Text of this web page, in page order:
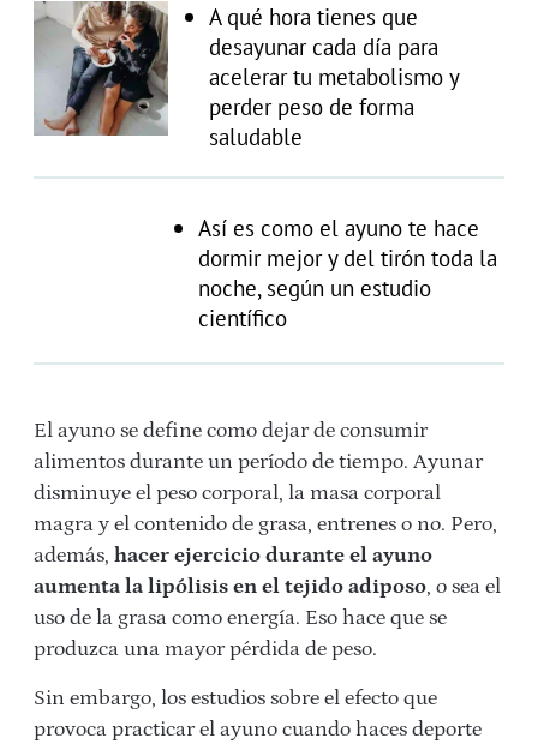
A qué hora tienes que
desayunar cada día para
acelerar tu metabolismo y
perder peso de forma
saludable
Así es como el ayuno te hace
dormir mejor y del tirón toda la
noche, según un estudio
científico
El ayuno se define como dejar de consumir
alimentos durante un período de tiempo. Ayunar
disminuye el peso corporal, la masa corporal
magra y el contenido de grasa, entrenes o no. Pero,
además, hacer ejercicio durante el ayuno
aumenta la lipólisis en el tejido adiposo, o sea el
uso de la grasa como energía. Eso hace que se
produzca una mayor pérdida de peso.
Sin embargo, los estudios sobre el efecto que
provoca practicar el ayuno cuando haces deporte